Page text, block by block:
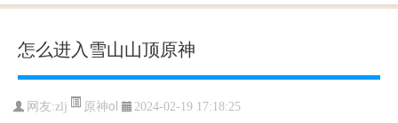
怎么进入雪山山顶原神
网友:zlj 原神ol 2024-02-19 17:18:25